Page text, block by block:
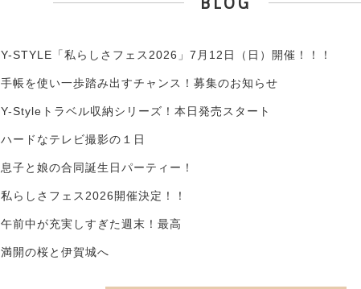
Y-STYLE「私らしさフェス2026」7月12日（日）開催！！！
手帳を使い一歩踏み出すチャンス！募集のお知らせ
Y-Styleトラベル収納シリーズ！本日発売スタート
ハードなテレビ撮影の１日
息子と娘の合同誕生日パーティー！
私らしさフェス2026開催決定！！
午前中が充実しすぎた週末！最高
満開の桜と伊賀城へ